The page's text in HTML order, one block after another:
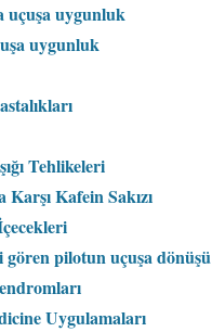
uçuşa uygunluk
uygunluk
Tehlikeleri
Kafein Sakızı
pilotun uçuşa dönüşü
Uygulamaları